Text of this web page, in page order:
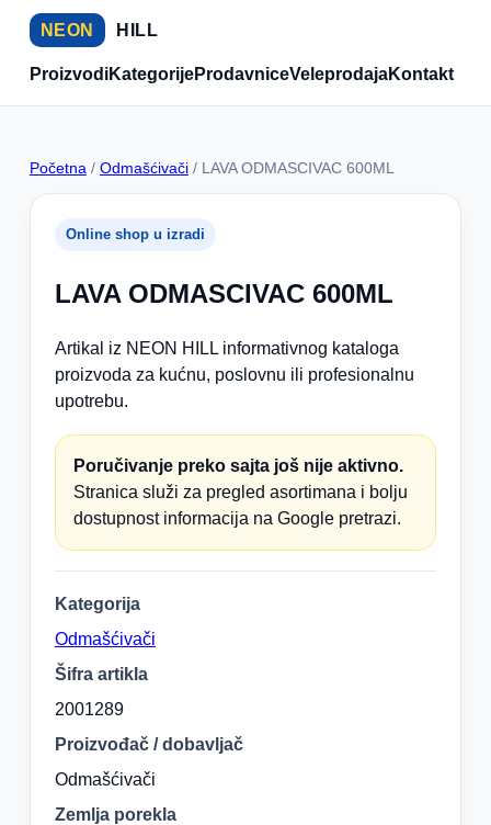
NEON HILL
ProizvodiKategorijeProdavniceVeleprodajaKontakt
Početna / Odmašćivači/ LAVA ODMASCIVAC 600ML
Online shop u izradi
LAVA ODMASCIVAC 600ML
Artikal iz NEON HILL informativnog kataloga
proizvoda za kućnu, poslovnu ili profesionalnu
upotrebu.
Poručivanje preko sajta još nije aktivno.
Stranica služi za pregled asortimana i bolju
dostupnost informacija na Google pretrazi.
Kategorija
Odmašćivači
Šifra artikla
2001289
Proizvođač / dobavljač
Odmašćivači
Zemlja porekla